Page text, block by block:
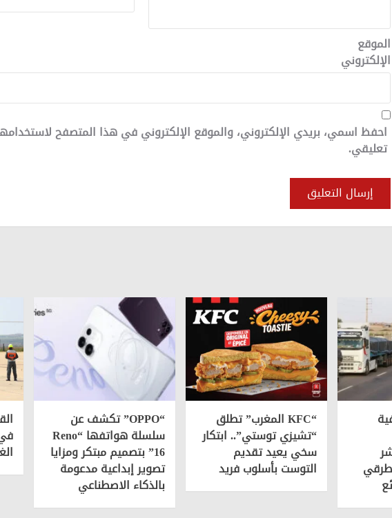
الموقع
الإلكتروني
احفظ اسمي، بريدي الإلكتروني، والموقع الإلكتروني في هذا المتصفح
تعليقي.
“KFC المغرب” تطلق
“تشيزي توستي”.. ابتكار
سخي يعيد تقديم
التوست بأسلوب فريد
“OPPO” تكشف عن
سلسلة هواتفها “Reno
16” بتصميم مبتكر ومزايا
تصوير إبداعية مدعومة
بالذكاء الاصطناعي